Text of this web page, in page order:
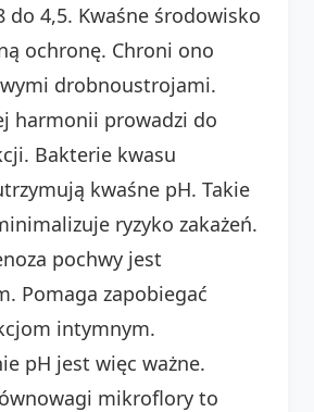
do 4,5. Kwaśne środowisko
ochronę. Chroni ono
drobnoustrojami.
harmonii prowadzi do
Bakterie kwasu
kwaśne pH. Takie
ryzyko zakażeń.
pochwy jest
Pomaga zapobiegać
intymnym.
pH jest więc ważne.
mikroflory to